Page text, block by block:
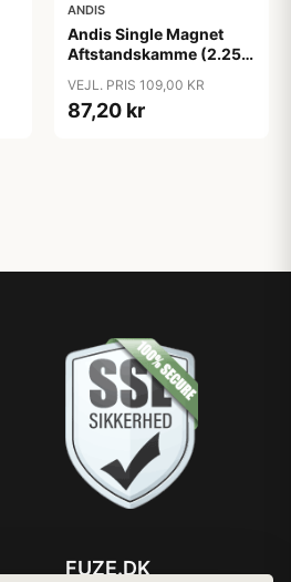
ANDIS
Andis Single Magnet
Aftstandskamme (2.25
VEJL. PRIS 109,00 KR
87,20 kr
FUZE.DK